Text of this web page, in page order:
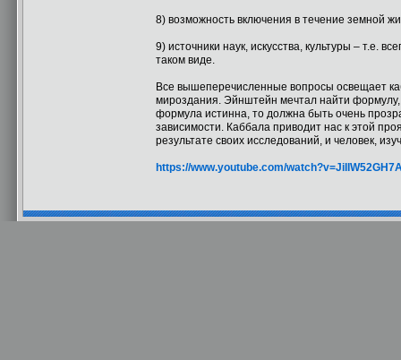
8) возможность включения в течение земной
9) источники наук, искусства, культуры – т.е.
таком виде.
Все вышеперечисленные вопросы освещает
мироздания. Эйнштейн мечтал найти
формула истинна, то должна быть очень
зависимости. Каббала приводит нас к этой
результате своих исследований, и человек,
https://www.youtube.com/